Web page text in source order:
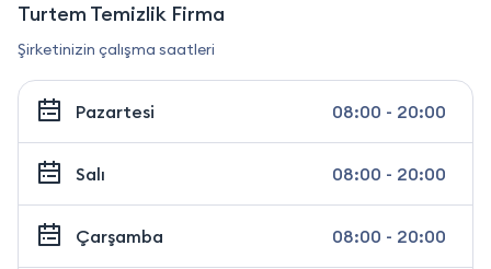
Turtem Temizlik Firma
Şirketinizin çalışma saatleri
Pazartesi 08:00 - 20:00
Salı 08:00 - 20:00
Çarşamba 08:00 - 20:00